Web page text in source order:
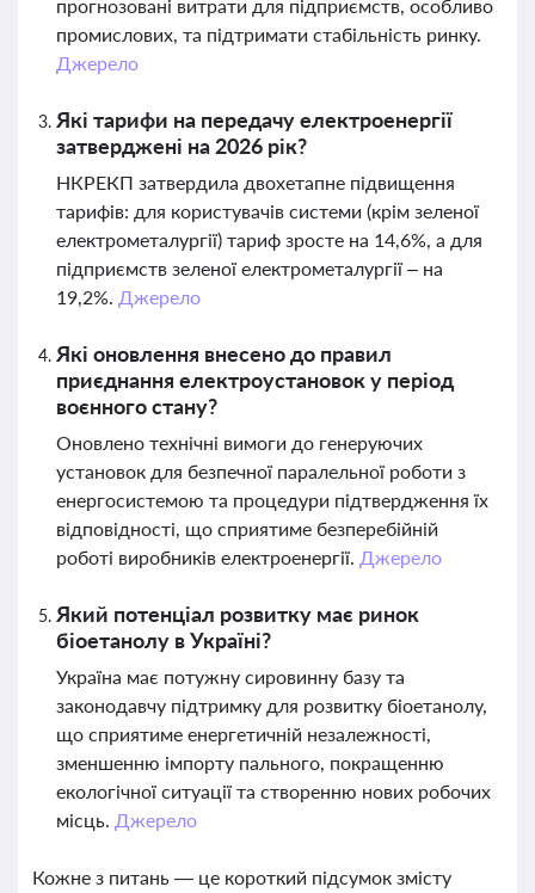
прогнозовані витрати для підприємств, особливо
промислових, та підтримати стабільність ринку.
Джерело
Які тарифи на передачу електроенергії
затверджені на 2026 рік?
НКРЕКП затвердила двохетапне підвищення
тарифів: для користувачів системи (крім зеленої
електрометалургії) тариф зросте на 14,6%, а для
підприємств зеленої електрометалургії – на
19,2%. Джерело
Які оновлення внесено до правил
приєднання електроустановок у період
воєнного стану?
Оновлено технічні вимоги до генеруючих
установок для безпечної паралельної роботи з
енергосистемою та процедури підтвердження їх
відповідності, що сприятиме безперебійній
роботі виробників електроенергії. Джерело
Який потенціал розвитку має ринок
біоетанолу в Україні?
Україна має потужну сировинну базу та
законодавчу підтримку для розвитку біоетанолу,
що сприятиме енергетичній незалежності,
зменшенню імпорту пального, покращенню
екологічної ситуації та створенню нових робочих
місць. Джерело
Кожне з питань — це короткий підсумок змісту